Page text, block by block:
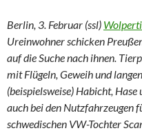
Berlin, 3. Februar (ssl)
Ureinwohner schicken
auf die Suche nach ihnen.
mit Flügeln, Geweih und
(beispielsweise) Habicht,
auch bei den Nutzfahrzeugen
schwedischen VW-Tochter